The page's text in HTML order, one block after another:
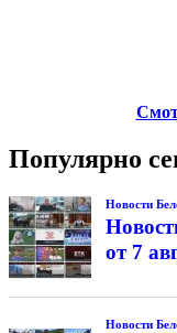
Популярно
Новости
от 7
Новости